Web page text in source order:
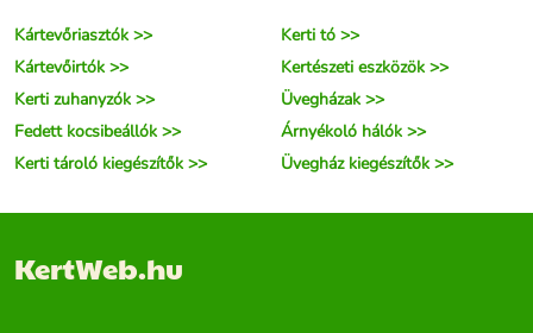
Kártevőriasztók >>
Kerti tó >>
Kártevőirtók >>
Kertészeti eszközök >>
Kerti zuhanyzók >>
Üvegházak >>
Fedett kocsibeállók >>
Árnyékoló hálók >>
Kerti tároló kiegészítők >>
Üvegház kiegészítők >>
KertWeb.hu